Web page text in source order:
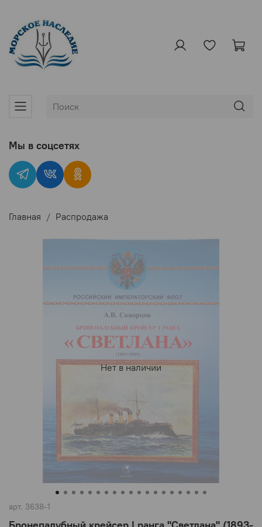
Главная Распродажа
Нет в наличии
арт. 3638-1
Мы в соцсетях